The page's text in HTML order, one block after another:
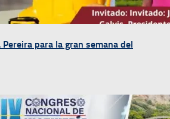
Pereira para la gran semana del